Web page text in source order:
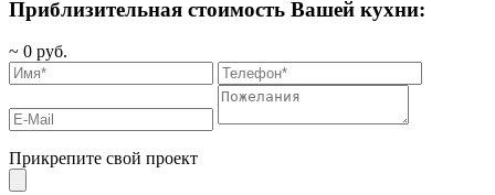
Приблизительная стоимость Вашей кухни:
~ 0 руб.
Прикрепите свой проект